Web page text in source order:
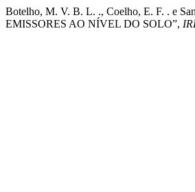
Botelho, M. V. B. L. ., Coelho, E. F. . e
EMISSORES AO NÍVEL DO SOLO”,